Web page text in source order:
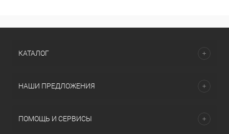
КАТАЛОГ
НАШИ ПРЕДЛОЖЕНИЯ
ПОМОЩЬ И СЕРВИСЫ